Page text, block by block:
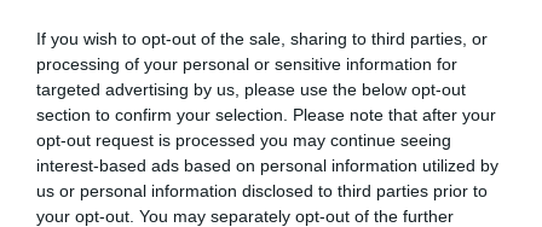
If you wish to opt-out of the sale, sharing to third parties, or
processing of your personal or sensitive information for
targeted advertising by us, please use the below opt-out
section to confirm your selection. Please note that after your
opt-out request is processed you may continue seeing
interest-based ads based on personal information utilized by
us or personal information disclosed to third parties prior to
your opt-out. You may separately opt-out of the further
Η πιο ταξιδιάρικη
βαλίτσα του φετινού
καλοκαιριού έχει την
υπογραφή της Xiaomi
31.07.2026
ΟΛΗ Η ΡΟΗ ΕΙΔΗΣΕΩΝ